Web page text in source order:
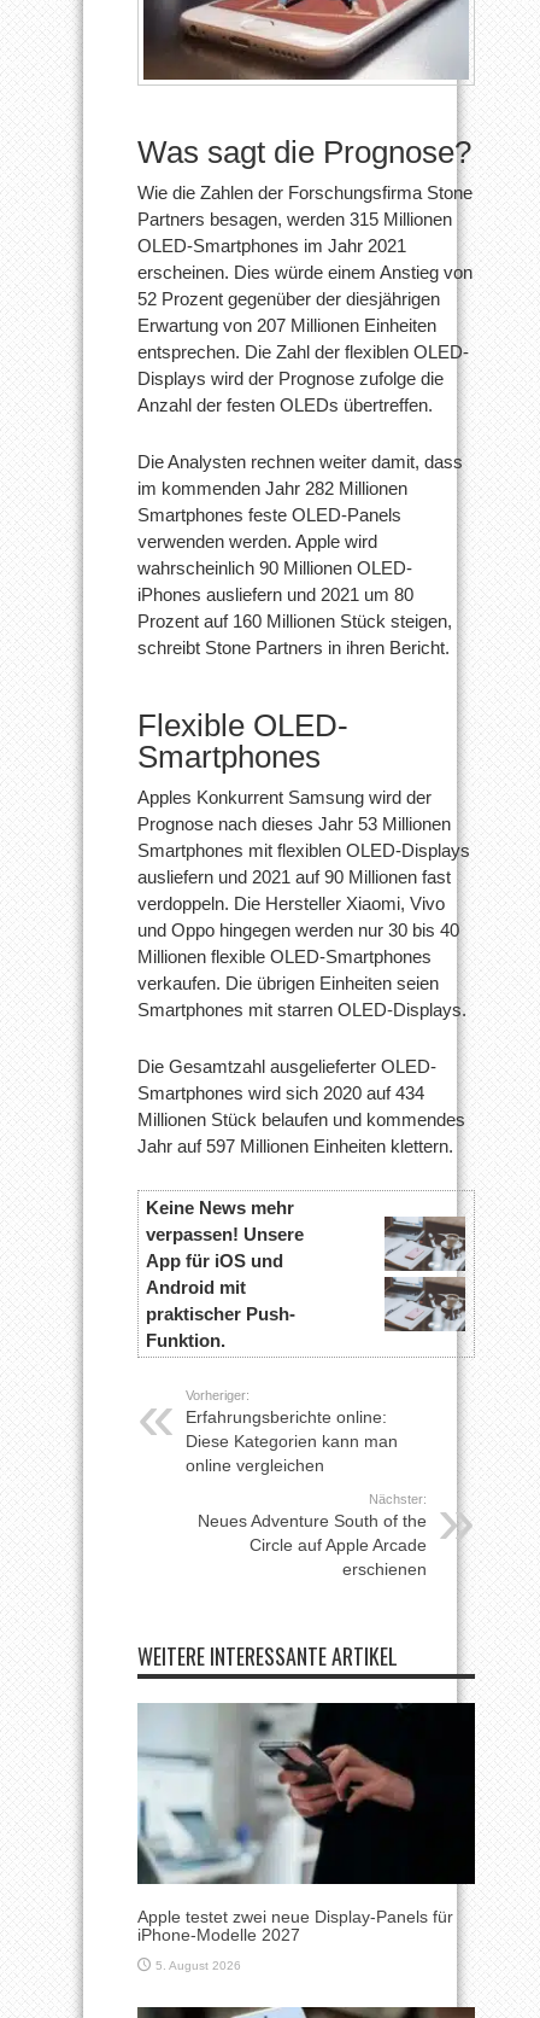
Was sagt die Prognose?
Wie die Zahlen der Forschungsfirma Stone
Partners besagen, werden 315 Millionen
OLED-Smartphones im Jahr 2021
erscheinen. Dies würde einem Anstieg von
52 Prozent gegenüber der diesjährigen
Erwartung von 207 Millionen Einheiten
entsprechen. Die Zahl der flexiblen OLED-
Displays wird der Prognose zufolge die
Anzahl der festen OLEDs übertreffen.
Die Analysten rechnen weiter damit, dass
im kommenden Jahr 282 Millionen
Smartphones feste OLED-Panels
verwenden werden. Apple wird
wahrscheinlich 90 Millionen OLED-
iPhones ausliefern und 2021 um 80
Prozent auf 160 Millionen Stück steigen,
schreibt Stone Partners in ihren Bericht.
Flexible OLED-
Smartphones
Apples Konkurrent Samsung wird der
Prognose nach dieses Jahr 53 Millionen
Smartphones mit flexiblen OLED-Displays
ausliefern und 2021 auf 90 Millionen fast
verdoppeln. Die Hersteller Xiaomi, Vivo
und Oppo hingegen werden nur 30 bis 40
Millionen flexible OLED-Smartphones
verkaufen. Die übrigen Einheiten seien
Smartphones mit starren OLED-Displays.
Die Gesamtzahl ausgelieferter OLED-
Smartphones wird sich 2020 auf 434
Millionen Stück belaufen und kommendes
Jahr auf 597 Millionen Einheiten klettern.
Keine News mehr
verpassen! Unsere
App für iOS und
Android mit
praktischer Push-
Funktion.
Vorheriger:
Erfahrungsberichte online:
Diese Kategorien kann man
online vergleichen
Nächster:
Neues Adventure South of the
Circle auf Apple Arcade
erschienen
WEITERE INTERESSANTE ARTIKEL
Apple testet zwei neue Display-Panels für
iPhone-Modelle 2027
5. August 2026